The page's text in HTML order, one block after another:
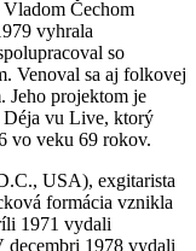
Vladom Čechom
vyhrala
so
Venoval sa aj folkovej
Jeho projektom je
Déja vu Live, ktorý
vo veku 69 rokov.
USA), exgitarista
formácia vznikla
1971 vydali
decembri 1978 vydali